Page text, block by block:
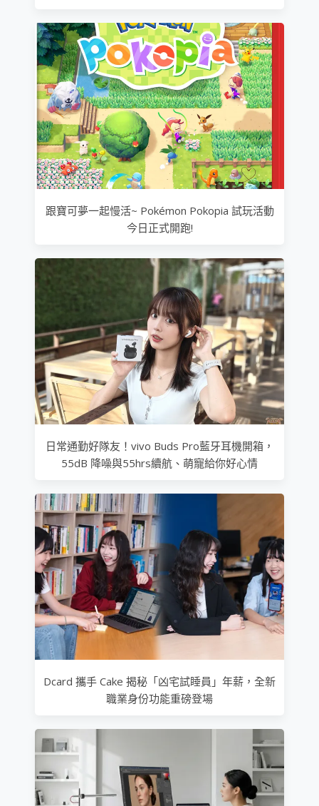
跟寶可夢一起慢活~ Pokémon Pokopia 試玩活動
今日正式開跑!
日常通勤好隊友！vivo Buds Pro藍牙耳機開箱，
55dB 降噪與55hrs續航、萌寵給你好心情
Dcard 攜手 Cake 揭秘「凶宅試睡員」年薪，全新
職業身份功能重磅登場